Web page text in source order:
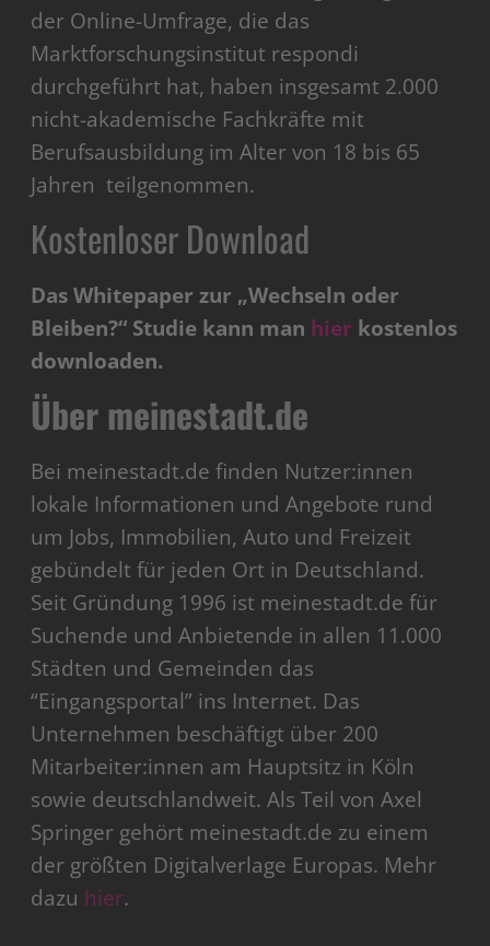
der Online-Umfrage, die das
Marktforschungsinstitut respondi
durchgeführt hat, haben insgesamt 2.000
nicht-akademische Fachkräfte mit
Berufsausbildung im Alter von 18 bis 65
Jahren teilgenommen.
Kostenloser Download
Das Whitepaper zur „Wechseln oder
Bleiben?“ Studie kann man hier kostenlos
downloaden.
Über meinestadt.de
Bei meinestadt.de finden Nutzer:innen
lokale Informationen und Angebote rund
um Jobs, Immobilien, Auto und Freizeit
gebündelt für jeden Ort in Deutschland.
Seit Gründung 1996 ist meinestadt.de für
Suchende und Anbietende in allen 11.000
Städten und Gemeinden das
“Eingangsportal” ins Internet. Das
Unternehmen beschäftigt über 200
Mitarbeiter:innen am Hauptsitz in Köln
sowie deutschlandweit. Als Teil von Axel
Springer gehört meinestadt.de zu einem
der größten Digitalverlage Europas. Mehr
dazu hier.